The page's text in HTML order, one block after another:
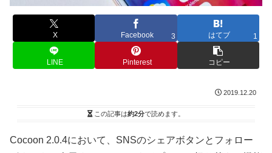
X Facebook 3 はてブ 1
LINE Pinterest コピー
2019.12.20
この記事は約2分で読めます。
Cocoon 2.0.4において、SNSのシェアボタンとフォロー